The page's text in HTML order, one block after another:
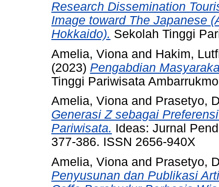
Research Dissemination
Image toward The Japanese
Hokkaido). Sekolah Tinggi
Amelia, Viona and Hakim,
(2023) Pengabdian
Tinggi Pariwisata
Amelia, Viona and Prasetyo,
Generasi Z sebagai
Pariwisata. Ideas: Jurnal
377-386. ISSN 2656-940X
Amelia, Viona and Prasetyo,
Penyusunan dan Publikasi